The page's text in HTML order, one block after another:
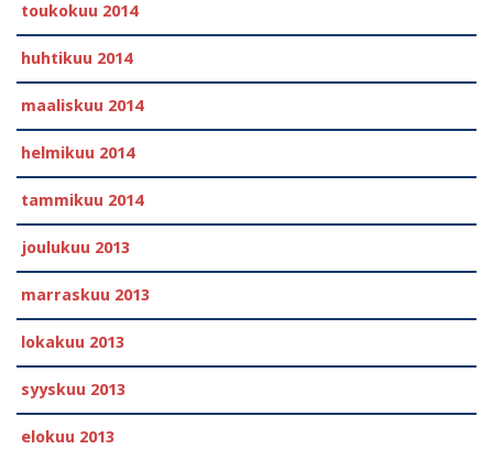
toukokuu 2014
huhtikuu 2014
maaliskuu 2014
helmikuu 2014
tammikuu 2014
joulukuu 2013
marraskuu 2013
lokakuu 2013
syyskuu 2013
elokuu 2013